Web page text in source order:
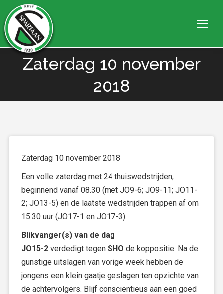
Zaterdag 10 november
2018
Je bent hier:
Zaterdag 10 november 2018
Een volle zaterdag met 24 thuiswedstrijden,
beginnend vanaf 08.30 (met JO9-6; JO9-11; JO11-
2; JO13-5) en de laatste wedstrijden trappen af om
15.30 uur (JO17-1 en JO17-3).
Blikvanger(s) van de dag
JO15-2 verdedigt tegen SHO de koppositie. Na de
gunstige uitslagen van vorige week hebben de
jongens een klein gaatje geslagen ten opzichte van
de achtervolgers. Blijf consciëntieus aan een goed